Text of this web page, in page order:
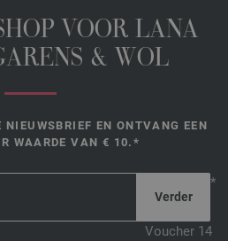
VOOR LANA
& WOL
NIEUWSBRIEF EN ONTVANG EEN
WAARDE VAN € 10.*
*
Voucher 14